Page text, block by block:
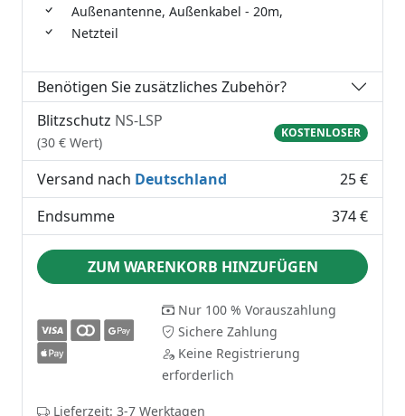
Außenantenne, Außenkabel - 20m,
Netzteil
Benötigen Sie zusätzliches Zubehör?
Blitzschutz NS-LSP
(30 € Wert)
KOSTENLOSER
Versand nach Deutschland
25 €
Endsumme
374 €
ZUM WARENKORB HINZUFÜGEN
Nur 100 % Vorauszahlung
Sichere Zahlung
Keine Registrierung
erforderlich
Lieferzeit: 3-7 Werktagen